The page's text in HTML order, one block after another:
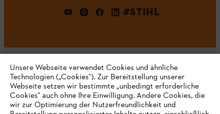
#STIHL
Unternehmen
Unsere Webseite verwendet Cookies und ähnliche
Technologien („Cookies“). Zur Bereitstellung unserer
Webseite setzen wir bestimmte „unbedingt erforderliche
Cookies" auch ohne Ihre Einwilligung. Andere Cookies, die
wir zur Optimierung der Nutzerfreundlichkeit und